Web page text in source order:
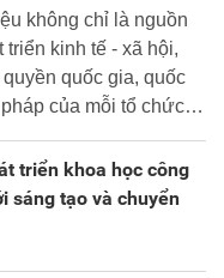
không chỉ là nguồn
kinh tế - xã hội,
quốc gia, quốc
của mỗi tổ chức,
triển khoa học công
sáng tạo và chuyển